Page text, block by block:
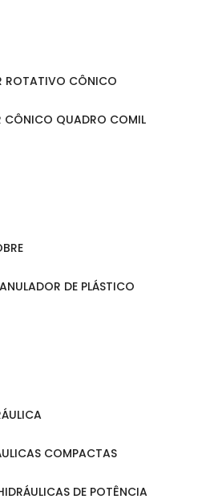
ROTATIVO CÔNICO
CÔNICO QUADRO COMIL
DE PLÁSTICO
COMPACTAS
DE POTÊNCIA